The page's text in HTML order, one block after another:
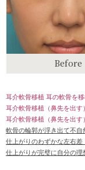
Before
耳介軟骨移植 耳の軟骨を
耳介軟骨移植（鼻先を出す）
耳介軟骨移植（鼻先を出す）
軟骨の輪郭が浮き出て不自
仕上がりのわずかな左右差
仕上がりが完璧に自分の